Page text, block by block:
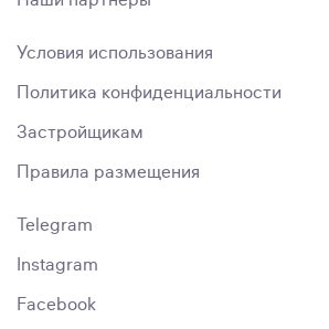
Условия использования
Политика конфиденциальности
Застройщикам
Правила размещения
Telegram
Instagram
Facebook